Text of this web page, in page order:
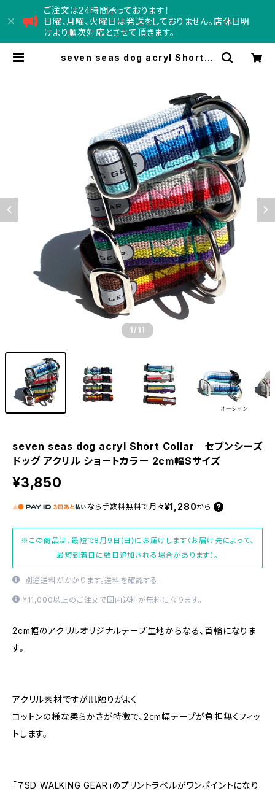
ご注文は24時間承っております！
日曜、月曜、火曜日は発送をしておりません。店休日明
けより順次対応とさせて頂きます。
seven seas dog acryl Short C
department store -
1 /11
seven seas dog acryl Short Collar セブンシーズ
ドッグ アクリル ショートカラー 2cm幅Sサイズ
¥3,850
なら 手数料無料で 月々¥1,280から
※この商品は、最短で8月9日(日)にお届けします（お届け先によって、
最短到着日に数日追加される場合があります）。
別途送料がかかります。送料を確認する
¥11,000以上のご注文で国内送料が無料になります。
2cm幅のアクリルオリジナルテープ生地からなる、首輪になりま
す。
アクリル素材ですが肌触りがよく
コットンの様な柔らかさが特徴で、2cm幅テープが負担無くフィッ
トします。
「７SD WALKING GEAR」のプリントラベルがワンポイントになり